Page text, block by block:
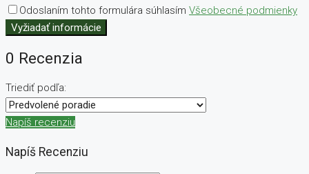
Odoslaním tohto formulára súhlasím Všeobecné podmienky
Vyžiadať informácie
0 Recenzia
Triediť podľa:
Napíš recenziu
Napíš Recenziu